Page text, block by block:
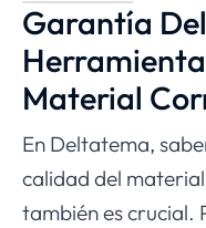
Garantía
Material
En Deltatema,
calidad del
también es crucial.